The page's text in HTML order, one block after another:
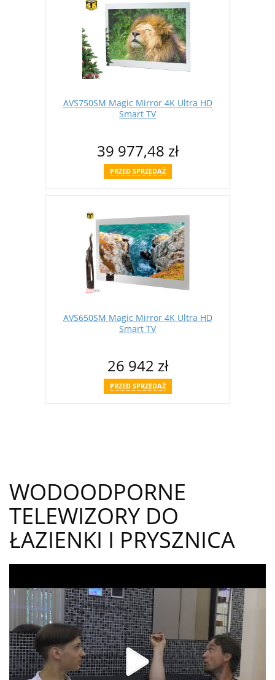
AVS750SM Magic Mirror 4K Ultra HD
Smart TV
39 977,48 zł
PRZED SPRZEDAŻ
AVS650SM Magic Mirror 4K Ultra HD
Smart TV
26 942 zł
PRZED SPRZEDAŻ
WODOODPORNE
TELEWIZORY DO
ŁAZIENKI I PRYSZNICA